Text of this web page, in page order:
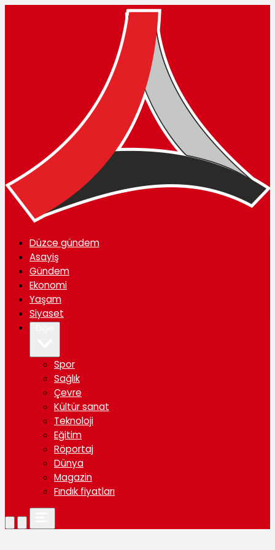
Düzce gündem
Asayiş
Gündem
Ekonomi
Yaşam
Siyaset
Spor
Sağlık
Çevre
Kültür sanat
Teknoloji
Eğitim
Röportaj
Dünya
Magazin
Fındık fiyatları